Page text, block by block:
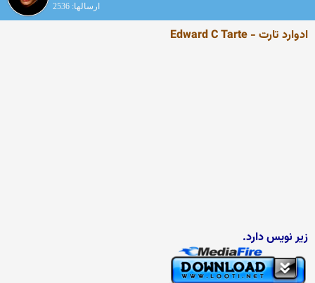
ارسالها: 2536
ادوارد تارت - Edward C Tarte
زیر نویس دارد.